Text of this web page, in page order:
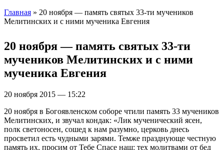
Вы здесь
Главная » 20 ноября — память святых 33-ти мучеников
Мелитинских и с ними мученика Евгения
20 ноября — память святых 33-ти
мучеников Мелитинских и с ними
мученика Евгения
20 ноября 2015 — 15:22
20 ноября в Богоявленском соборе чтили память 33 мучеников
Мелитинских, и звучал кондак: «Лик мученический ясен,
полк светоносен, сошед к нам разумно, церковь днесь
просветил есть чудными зарями. Темже празднующе честную
память их, просим от Тебе Спасе наш: тех молитвами от бед